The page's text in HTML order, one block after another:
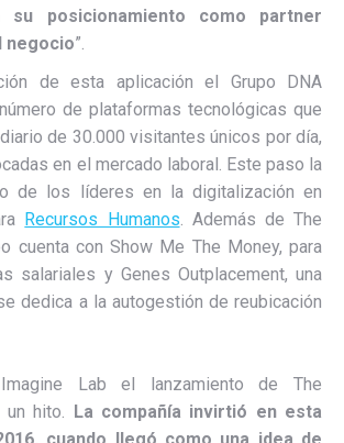
su posicionamiento como partner
negocio”.
de esta aplicación el Grupo DNA
de plataformas tecnológicas que
de 30.000 visitantes únicos por día,
en el mercado laboral. Este paso la
de los líderes en la digitalización en
Recursos Humanos. Además de The
cuenta con Show Me The Money, para
salariales y Genes Outplacement, una
dedica a la autogestión de reubicación
Lab el lanzamiento de The
un hito. La compañía invirtió en esta